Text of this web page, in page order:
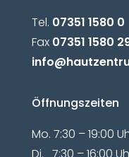
Tel. 07351 1580 0
Fax 07351 1580
Öffnungszeiten
Mo. 7:30 – 19:00